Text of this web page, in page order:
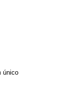
único